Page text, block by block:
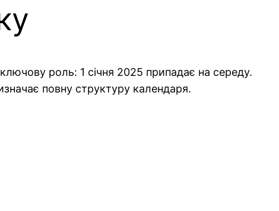
роль: 1 січня 2025 припадає на середу.
повну структуру календаря.